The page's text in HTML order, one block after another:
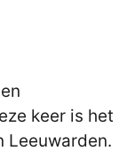
keer is het
Leeuwarden.